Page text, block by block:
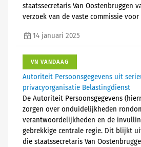
staatssecretaris Van Oostenbruggen
verzoek van de vaste commissie voor
14 januari 2025
VN VANDAAG
Autoriteit Persoonsgegevens uit
privacyorganisatie Belastingdienst
De Autoriteit Persoonsgegevens
zorgen over onduidelijkheden
verantwoordelijkheden en de
gebrekkige centrale regie. Dit blijkt
die staatssecretaris Van